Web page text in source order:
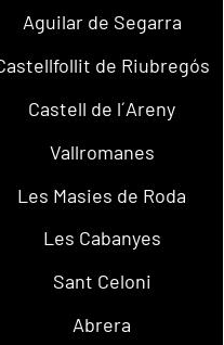
Aguilar de Segarra
de Riubregós
Castell de l´Areny
Vallromanes
Les Masies de Roda
Les Cabanyes
Sant Celoni
Abrera